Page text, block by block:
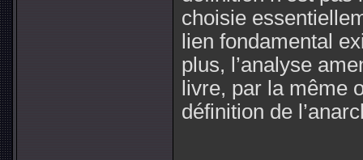
choisie
lien fondamental
plus, l’analyse
livre, par la même
définition de